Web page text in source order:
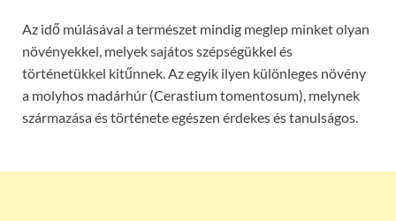
Az idő múlásával a természet mindig meglep minket olyan
növényekkel, melyek sajátos szépségükkel és
történetükkel kitűnnek. Az egyik ilyen különleges növény
a molyhos madárhúr (Cerastium tomentosum), melynek
származása és története egészen érdekes és tanulságos.